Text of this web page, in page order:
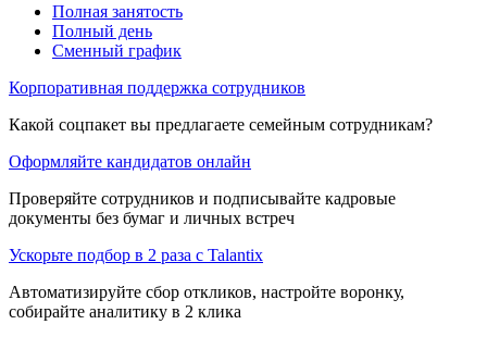
Полная занятость
Полный день
Сменный график
Корпоративная поддержка сотрудников
Какой соцпакет вы предлагаете семейным сотрудникам?
Оформляйте кандидатов онлайн
Проверяйте сотрудников и подписывайте кадровые
документы без бумаг и личных встреч
Ускорьте подбор в 2 раза с Talantix
Автоматизируйте сбор откликов, настройте воронку,
собирайте аналитику в 2 клика